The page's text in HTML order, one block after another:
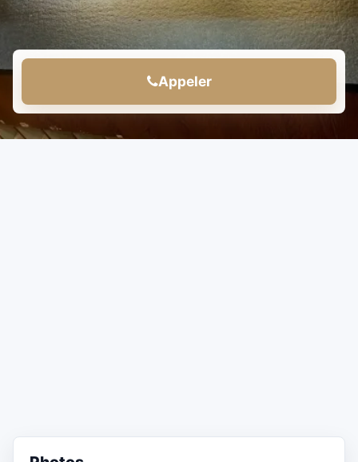
Appeler